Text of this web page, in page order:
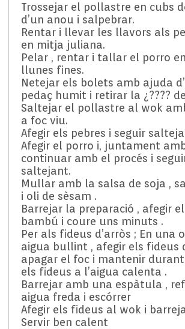
Trossejar el pollastre en cubs
d’un anou i salpebrar.
Rentar i llevar les llavors als
en mitja juliana.
Pelar , rentar i tallar el porro
llunes fines.
Netejar els bolets amb ajuda
pedaç humit i retirar la ¿????
Saltejar el pollastre al wok
a foc viu.
Afegir els pebres i seguir
Afegir el porro i, juntament
continuar amb el procés i
saltejant.
Mullar amb la salsa de soja ,
i oli de sèsam .
Barrejar la preparació , afegir
bambú i coure uns minuts .
Per als fideus d’arròs ; En una
aigua bullint , afegir els fideus
apagar el foc i mantenir
els fideus a l’aigua calenta .
Barrejar amb una espàtula ,
aigua freda i escórrer
Afegir els fideus al wok i
Servir ben calent